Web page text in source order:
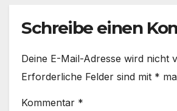
Schreibe einen
Deine E-Mail-Adresse wird nicht
Erforderliche Felder sind mit *
Kommentar *